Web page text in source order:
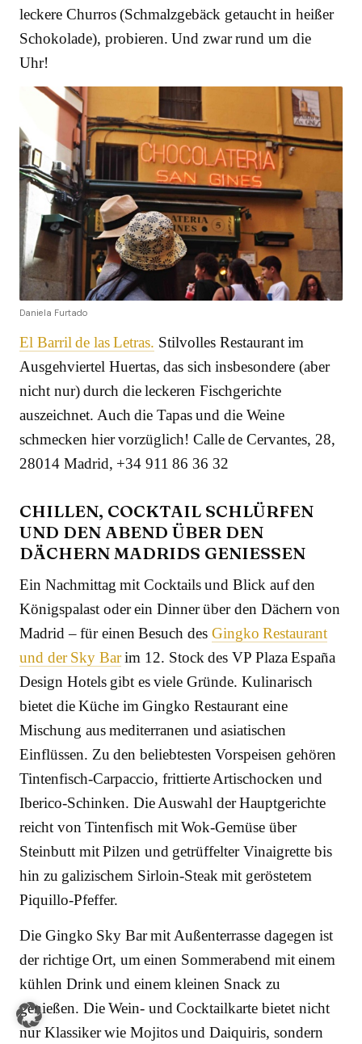
leckere Churros (Schmalzgebäck getaucht in heißer
Schokolade), probieren. Und zwar rund um die
Uhr!
Daniela Furtado
El Barril de las Letras. Stilvolles Restaurant im
Ausgehviertel Huertas, das sich insbesondere (aber
nicht nur) durch die leckeren Fischgerichte
auszeichnet. Auch die Tapas und die Weine
schmecken hier vorzüglich! Calle de Cervantes, 28,
28014 Madrid, +34 911 86 36 32
CHILLEN, COCKTAIL SCHLÜRFEN
UND DEN ABEND ÜBER DEN
DÄCHERN MADRIDS GENIESSEN
Ein Nachmittag mit Cocktails und Blick auf den
Königspalast oder ein Dinner über den Dächern von
Madrid – für einen Besuch des Gingko Restaurant
und der Sky Barim 12. Stock des VP Plaza España
Design Hotels gibt es viele Gründe. Kulinarisch
bietet die Küche im Gingko Restaurant eine
Mischung aus mediterranen und asiatischen
Einflüssen. Zu den beliebtesten Vorspeisen gehören
Tintenfisch-Carpaccio, frittierte Artischocken und
Iberico-Schinken. Die Auswahl der Hauptgerichte
reicht von Tintenfisch mit Wok-Gemüse über
Steinbutt mit Pilzen und getrüffelter Vinaigrette bis
hin zu galizischem Sirloin-Steak mit geröstetem
Piquillo-Pfeffer.
Die Gingko Sky Bar mit Außenterrasse dagegen ist
der richtige Ort, um einen Sommerabend mit einem
kühlen Drink und einem kleinen Snack zu
genießen. Die Wein- und Cocktailkarte bietet nicht
nur Klassiker wie Mojitos und Daiquiris, sondern